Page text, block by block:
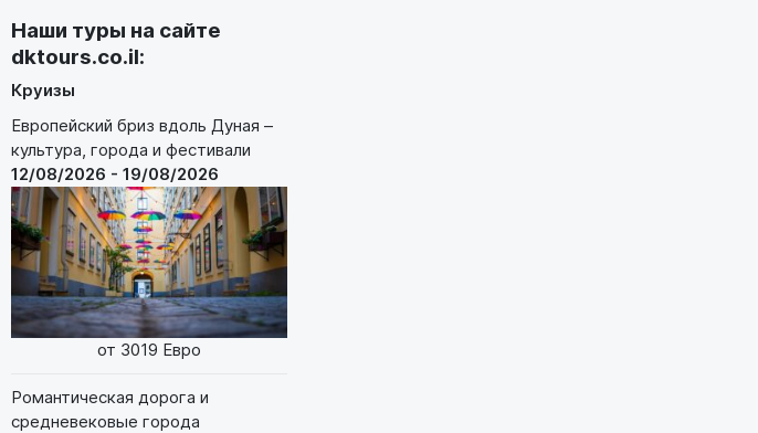
Наши туры на сайте
dktours.co.il:
Круизы
Европейский бриз вдоль Дуная –
культура, города и фестивали
12/08/2026 - 19/08/2026
от 3019 Евро
Романтическая дорога и
средневековые города